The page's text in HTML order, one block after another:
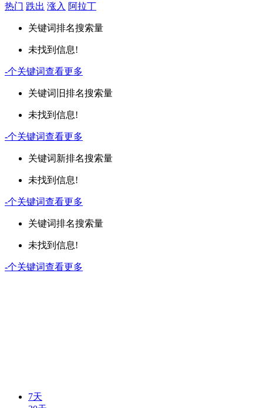
热门 跌出 涨入 阿拉丁
关键词排名搜索量
未找到信息!
-个关键词查看更多
关键词 旧排名搜索量
未找到信息!
-个关键词查看更多
关键词新排名搜索量
未找到信息!
-个关键词查看更多
关键词排名搜索量
未找到信息!
-个关键词查看更多
7天